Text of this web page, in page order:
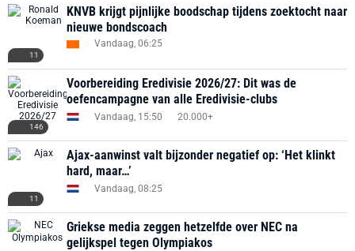
11
KNVB krijgt pijnlijke boodschap tijdens zoektocht naar
nieuwe bondscoach
Vandaag, 06:25
146
Voorbereiding Eredivisie 2026/27: Dit was de
oefencampagne van alle Eredivisie-clubs
Vandaag, 15:50 20.000+
11
Ajax-aanwinst valt bijzonder negatief op: ‘Het klinkt
hard, maar…’
Vandaag, 08:25
Griekse media zeggen hetzelfde over NEC na
gelijkspel tegen Olympiakos